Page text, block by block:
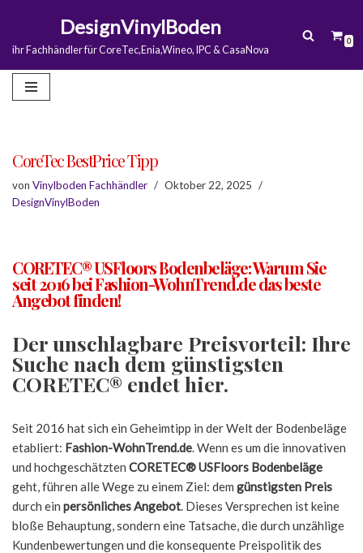
Zum
springen
DesignVinylBoden
ihr Fachhändler für CoreTec,Enia,Wineo, IPC & CasaNova
0
CoreTec BestPrice Tipp
von Vinylboden Fachhändler
Oktober 22, 2025
DesignVinylBoden
CORETEC® USFloors Bodenbeläge: Warum Sie
seit 2016 bei Fashion-WohnTrend.de das beste
Angebot finden!
Der unschlagbare Preisvorteil: Ihre
Suche nach dem günstigsten
CORETEC® endet hier.
Seit 2016 hat sich ein Geheimtipp in der Welt der Bodenbeläge
etabliert: Fashion-WohnTrend.de. Wenn es um die innovativen
und hochgeschätzten CORETEC® USFloors Bodenbeläge
geht, führen alle Wege zu einem Ziel: dem günstigsten Preis
durch ein persönliches Angebot. Dieses Versprechen ist keine
bloße Behauptung, sondern eine Tatsache, die durch unzählige
Kundenbewertungen und die konsequente Preispolitik des